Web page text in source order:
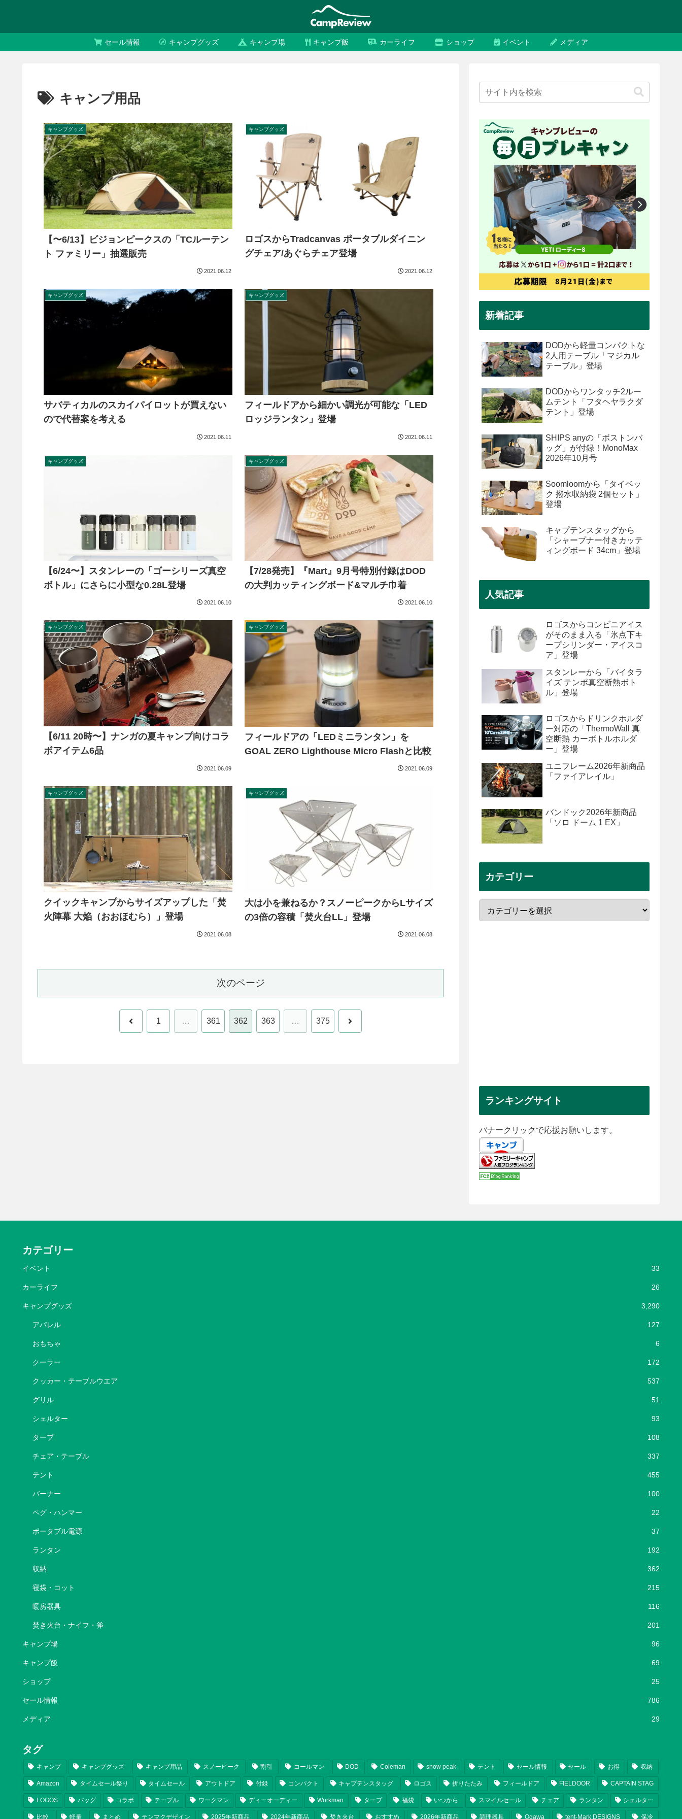
セール情報 キャンプグッズ キャンプ場 キャンプ飯 カーライフ ショップ イベント メディア
キャンプ用品
キャンプグッズ
【〜6/13】ビジョンピークスの「TCルーテン
ト ファミリー」抽選販売
2021.06.12
キャンプグッズ
ロゴスからTradcanvas ポータブルダイニン
グチェア/あぐらチェア登場
2021.06.12
キャンプグッズ
サバティカルのスカイパイロットが買えない
ので代替案を考える
2021.06.11
キャンプグッズ
フィールドアから細かい調光が可能な「LED
ロッジランタン」登場
2021.06.11
キャンプグッズ
【6/24〜】スタンレーの「ゴーシリーズ真空
ボトル」にさらに小型な0.28L登場
2021.06.10
キャンプグッズ
【7/28発売】『Mart』9月号特別付録はDOD
の大判カッティングボード&マルチ巾着
2021.06.10
キャンプグッズ
【6/11 20時〜】ナンガの夏キャンプ向けコラ
ボアイテム6品
2021.06.09
キャンプグッズ
フィールドアの「LEDミニランタン」を
GOAL ZERO Lighthouse Micro Flashと比較
2021.06.09
キャンプグッズ
クイックキャンプからサイズアップした「焚
火陣幕 大焔（おおほむら）」登場
2021.06.08
キャンプグッズ
大は小を兼ねるか？スノーピークからLサイズ
の3倍の容積「焚火台LL」登場
2021.06.08
次のページ
前 1 … 361 362 363 … 375 次
新着記事
DODから軽量コンパクトな
2人用テーブル「マジカル
テーブル」登場
DODからワンタッチ2ルー
ムテント「フタヘヤラクダ
テント」登場
SHIPS anyの「ボストンバ
ッグ」が付録！MonoMax
2026年10月号
Soomloomから「タイベッ
ク 撥水収納袋 2個セット」
登場
キャプテンスタッグから
「シャープナー付きカッテ
ィングボード 34cm」登場
人気記事
ロゴスからコンビニアイス
がそのまま入る「氷点下キ
ープシリンダー・アイスコ
ア」登場
スタンレーから「バイタラ
イズ テンポ真空断熱ボト
ル」登場
ロゴスからドリンクホルダ
ー対応の「ThermoWall 真
空断熱 カーボトルホルダ
ー」登場
ユニフレーム2026年新商品
「ファイアレイル」
バンドック2026年新商品
「ソロ ドーム 1 EX」
カテゴリー
ランキングサイト
バナークリックで応援お願いします。
カテゴリー
イベント 33
カーライフ 26
キャンプグッズ 3,290
アパレル 127
おもちゃ 6
クーラー 172
クッカー・テーブルウエア 537
グリル 51
シェルター 93
タープ 108
チェア・テーブル 337
テント 455
バーナー 100
ペグ・ハンマー 22
ポータブル電源 37
ランタン 192
収納 362
寝袋・コット 215
暖房器具 116
焚き火台・ナイフ・斧 201
キャンプ場 96
キャンプ飯 69
ショップ 25
セール情報 786
メディア 29
タグ
キャンプ キャンプグッズ キャンプ用品 スノーピーク 割引 コールマン DOD Coleman snow peak テント セール情報 セール お得 収納
Amazon タイムセール祭り タイムセール アウトドア 付録 コンパクト キャプテンスタッグ ロゴス 折りたたみ フィールドア FIELDOOR CAPTAIN STAG
LOGOS バッグ コラボ テーブル ワークマン ディーオーディー Workman タープ 福袋 いつから スマイルセール チェア ランタン シェルター
比較 軽量 まとめ テンマクデザイン 2025年新商品 2024年新商品 焚き火台 おすすめ 2026年新商品 調理器具 Ogawa tent-Mark DESIGNS 保冷